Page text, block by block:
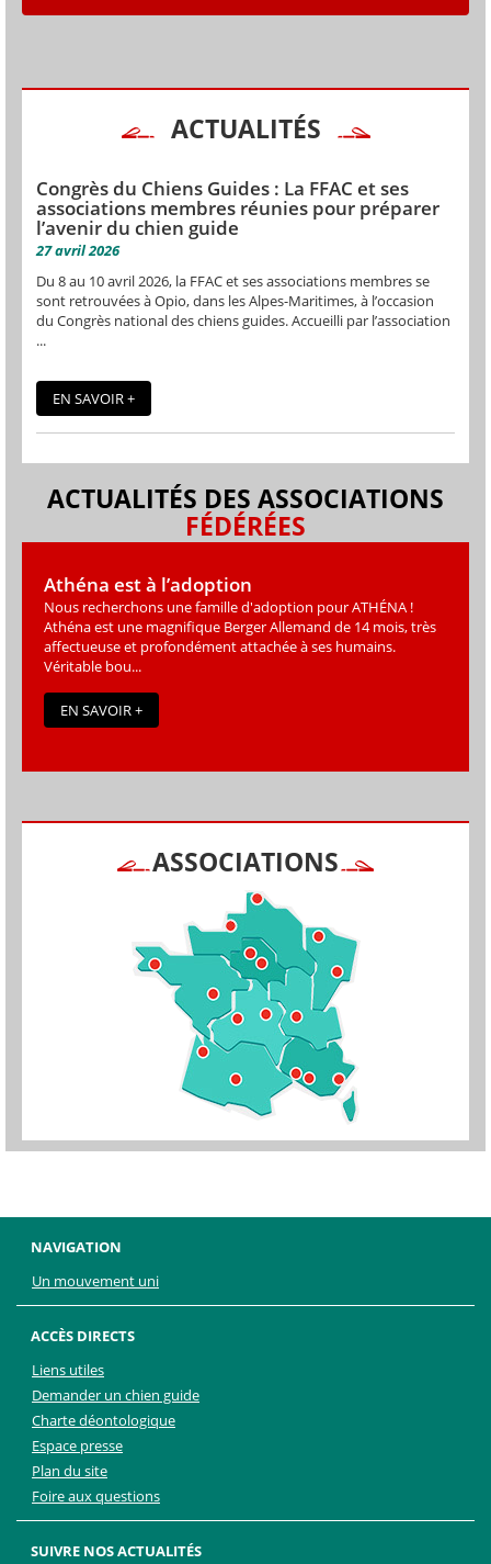
ACTUALITÉS
Congrès du Chiens Guides : La FFAC et ses
associations membres réunies pour préparer
l’avenir du chien guide
27 avril 2026
Du 8 au 10 avril 2026, la FFAC et ses associations membres se
sont retrouvées à Opio, dans les Alpes-Maritimes, à l’occasion
du Congrès national des chiens guides. Accueilli par l’association
...
EN SAVOIR +
ACTUALITÉS DES ASSOCIATIONS
FÉDÉRÉES
Athéna est à l’adoption
Nous recherchons une famille d'adoption pour ATHÉNA !
Athéna est une magniﬁque Berger Allemand de 14 mois, très
affectueuse et profondément attachée à ses humains.
Véritable bou...
EN SAVOIR +
ASSOCIATIONS
NAVIGATION
Un mouvement uni
ACCÈS DIRECTS
Liens utiles
Demander un chien guide
Charte déontologique
Espace presse
Plan du site
Foire aux questions
SUIVRE NOS ACTUALITÉS